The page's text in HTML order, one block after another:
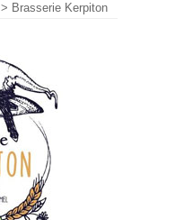
> Brasserie Kerpiton